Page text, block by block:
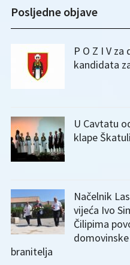
Posljedne objave
P O Z I V
kandidata
U Cavtatu
klape
Načelnik
vijeća Ivo
Čilipima
branitelja